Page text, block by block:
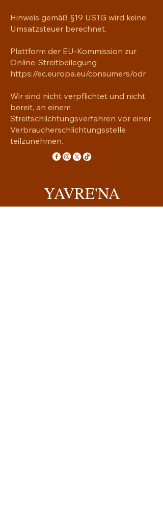
Hinweis gemäß §19 USTG wird keine
Umsatzsteuer berechnet.
Plattform der EU-Kommission zur
Online-Streitbeilegung
https://ec.europa.eu/consumers/odr
Wir sind nicht verpflichtet und nicht
bereit, an einem
Streitschlichtungsverfahren vor einer
Verbraucherschlichtungsstelle
teilzunehmen.
YAVRE'NA